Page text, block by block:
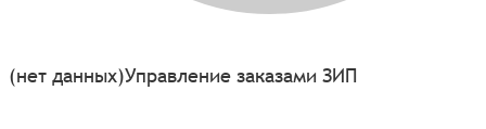
(нет данных)Управление заказами ЗИП